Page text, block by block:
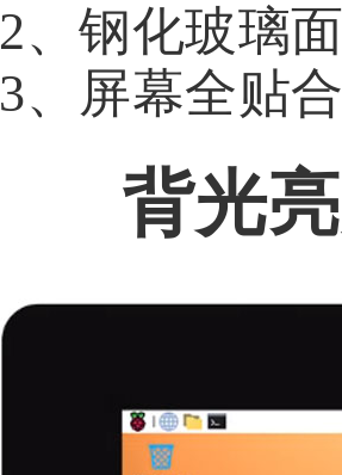
2、钢化玻璃
3、屏幕全贴
背光